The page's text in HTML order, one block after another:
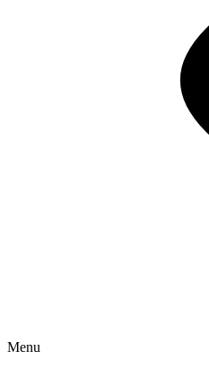
Menu